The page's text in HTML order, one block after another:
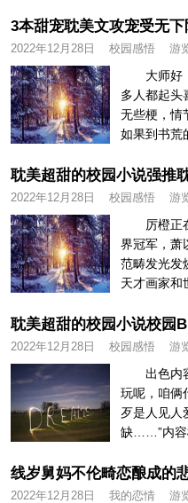
2022年12月28日 校园感悟 游
大师好，
多人都起头
无些梗，情
如果到书荒
2022年12月28日 校园感悟 游
厉橙正在
界冠军，萧
范畴发光发
天才画家
2022年12月28日 校园感悟 游
出色内容
玩呢，咱俩
歹是人见人
缺……”内容
线岁舅妈不伦畸恋酿成的
2022年12月28日 我的恋情 游